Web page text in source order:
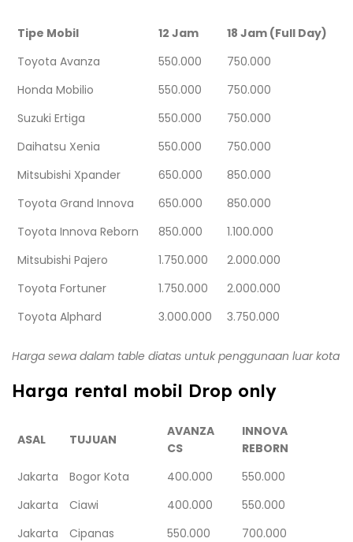
Tipe Mobil 12 Jam
18 Jam (Full Day)
Toyota Avanza
550.000
750.000
Honda Mobilio
550.000
750.000
Suzuki Ertiga
550.000
750.000
Daihatsu Xenia
550.000
750.000
Mitsubishi Xpander
650.000
850.000
Toyota Grand Innova
650.000
850.000
Toyota Innova Reborn
850.000
1.100.000
Mitsubishi Pajero
1.750.000
2.000.000
Toyota Fortuner
1.750.000
2.000.000
Toyota Alphard
3.000.000 3.750.000
Harga sewa dalam table diatas untuk penggunaan luar kota
Harga rental mobil Drop only
ASAL TUJUAN
AVANZA
CS
INNOVA
REBORN
Jakarta
Bogor Kota 400.000
550.000
Jakarta
Ciawi 400.000
550.000
Jakarta
Cipanas 550.000
700.000